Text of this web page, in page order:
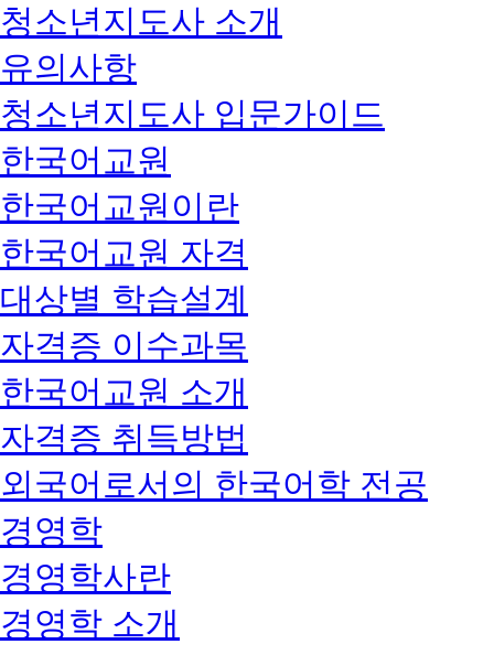
청소년지도사 소개
유의사항
청소년지도사 입문가이드
한국어교원
한국어교원이란
한국어교원 자격
대상별 학습설계
자격증 이수과목
한국어교원 소개
자격증 취득방법
외국어로서의 한국어학 전공
경영학
경영학사란
경영학 소개